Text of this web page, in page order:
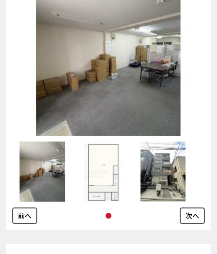
前へ 次へ